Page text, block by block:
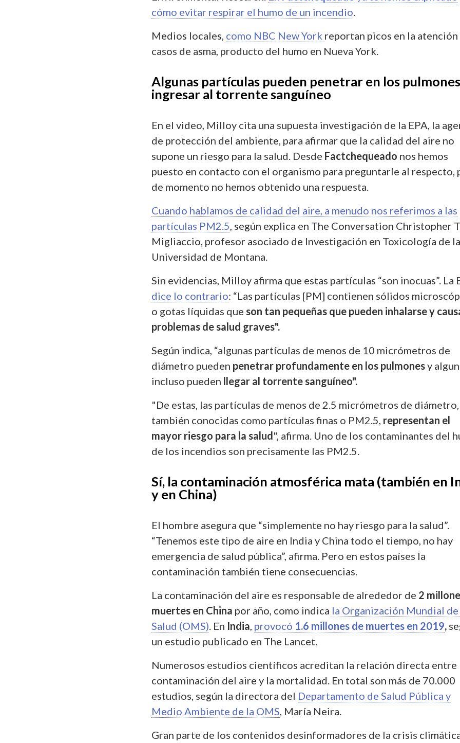
cómo evitar respirar el humo de un incendio
Medios locales, como NBC New York reportan picos en la atención
casos de asma, producto del humo en Nueva York.
Algunas partículas pueden penetrar en los
ingresar al torrente sanguíneo
En el video, Milloy cita una supuesta investigación de la EPA, la
de protección del ambiente, para afirmar que la calidad del aire no
supone un riesgo para la salud. Desde Factchequeado nos hemos
puesto en contacto con el organismo para preguntarle al respecto,
de momento no hemos obtenido una respuesta.
Cuando hablamos de calidad del aire, a menudo nos referimos a las
partículas PM2.5 , según explica en The Conversation Christopher T.
Migliaccio, profesor asociado de Investigación en Toxicología de la
Universidad de Montana.
Sin evidencias, Milloy afirma que estas partículas “son inocuas”. La
dice lo contrario: “Las partículas [PM] contienen sólidos
o gotas líquidas que son tan pequeñas que pueden inhalarse y
problemas de salud graves".
Según indica, “algunas partículas de menos de 10 micrómetros de
diámetro pueden penetrar profundamente en los pulmonesy
incluso pueden llegar al torrente sanguíneo".
"De estas, las partículas de menos de 2.5 micrómetros de diámetro,
también conocidas como partículas finas o PM2.5, representan el
mayor riesgo para la salud", afirma. Uno de los contaminantes del
de los incendios son precisamente las PM2.5.
Sí, la contaminación atmosférica mata (también en
y en China)
El hombre asegura que “simplemente no hay riesgo para la salud”.
“Tenemos este tipo de aire en India y China todo el tiempo, no hay
emergencia de salud pública”, afirma. Pero en estos países la
contaminación también tiene consecuencias.
La contaminación del aire es responsable de alrededor de 2
muertes en China por año, como indica la Organización Mundial de
Salud (OMS) . En India provocó 1.6 millones de muertes en 2019,
un estudio publicado en The Lancet.
Numerosos estudios científicos acreditan la relación directa entre
contaminación del aire y la mortalidad . En total son más de 70.000
estudios, según la directora del Departamento de Salud Pública y
Medio Ambiente de la OMS , María Neira.
Gran parte de los contenidos desinformadores de la crisis